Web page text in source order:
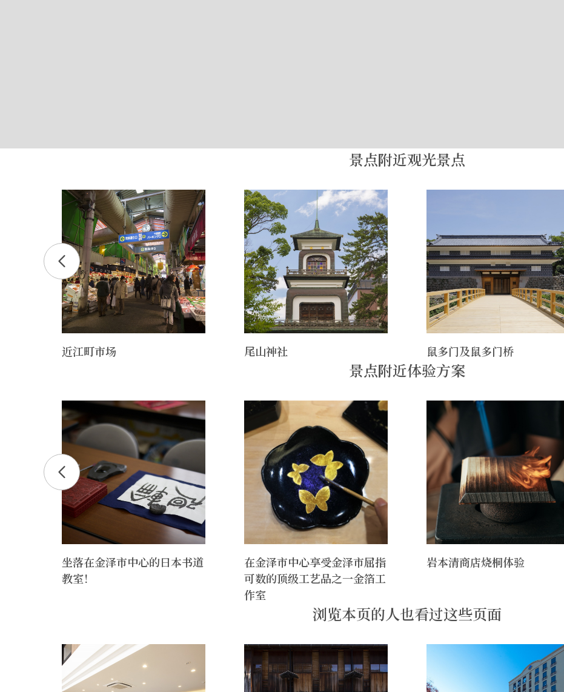
景点附近观光景点
近江町市场 尾山神社 鼠多门及鼠多门桥
景点附近体验方案
坐落在金泽市中心的日本书道
教室！
在金泽市中心享受金泽市屈指
可数的顶级工艺品之一金箔工
作室
岩本清商店烧桐体验
浏览本页的人也看过这些页面